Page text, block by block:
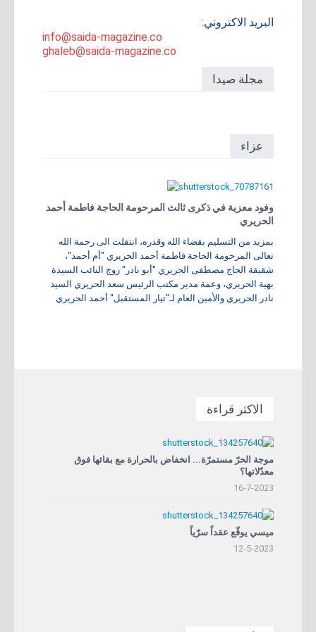
البريد الاكتروني:
info@saida-magazine.co
ghaleb@saida-magazine.co
مجلة صيدا
عزاء
وفود معزية في ذكرى ثالث المرحومة الحاجة فاطمة أحمد
الحريري
بمزيد من التسليم بقضاء الله وقدره، انتقلت الى رحمة الله
تعالى المرحومة الحاجة فاطمة أحمد الحريري "أم أحمد"،
شقيقة الحاج مصطفى الحريري "أبو نادر" زوج النائب السيدة
بهية الحريري، وعمة مدير مكتب الرئيس سعد الحريري السيد
نادر الحريري والأمين العام لـ"تيار المستقبل" أحمد الحريري
الاكثر قراءة
موجة الحرّ مستمرّة... انخفاض بالحرارة مع بقائها فوق
معدّلاتها؟
16-7-2023
ميسي يوقّع عقداً سرّياً
12-5-2023